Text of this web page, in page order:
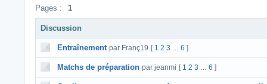
Pages : 1
Discussion
Entraînement par Franç19 [ 1 2 3 6 ]
Matchs de préparation par jeanmi [ 1 2 3 6 ]